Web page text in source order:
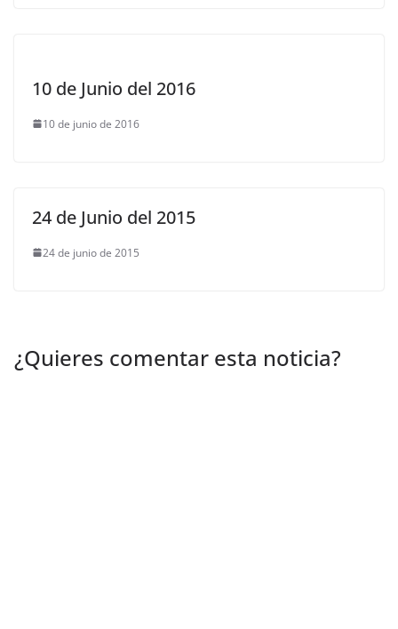
10 de Junio del 2016
10 de junio de 2016
24 de Junio del 2015
24 de junio de 2015
¿Quieres comentar esta noticia?